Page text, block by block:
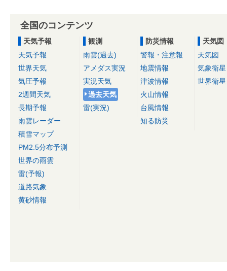
全国のコンテンツ
天気予報
天気予報
世界天気
気圧予報
2週間天気
長期予報
雨雲レーダー
積雪マップ
PM2.5分布予測
世界の雨雲
雷(予報)
道路気象
黄砂情報
観測
雨雲(過去)
アメダス実況
実況天気
過去天気
雷(実況)
防災情報
警報・注意報
地震情報
津波情報
火山情報
台風情報
知る防災
天気図
天気図
気象衛星
世界衛星